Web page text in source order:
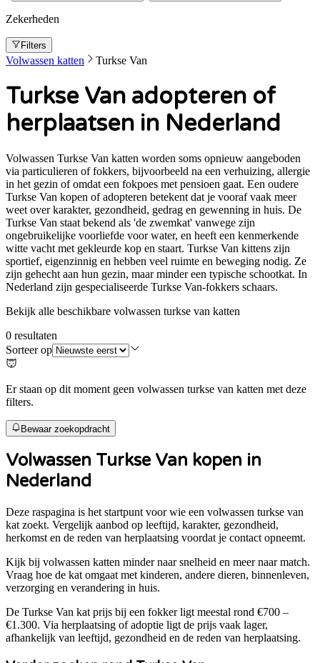
Zekerheden
Filters
Volwassen katten Turkse Van
Turkse Van adopteren of
herplaatsen in Nederland
Volwassen Turkse Van katten worden soms opnieuw aangeboden
via particulieren of fokkers, bijvoorbeeld na een verhuizing, allergie
in het gezin of omdat een fokpoes met pensioen gaat. Een oudere
Turkse Van kopen of adopteren betekent dat je vooraf vaak meer
weet over karakter, gezondheid, gedrag en gewenning in huis. De
Turkse Van staat bekend als 'de zwemkat' vanwege zijn
ongebruikelijke voorliefde voor water, en heeft een kenmerkende
witte vacht met gekleurde kop en staart. Turkse Van kittens zijn
sportief, eigenzinnig en hebben veel ruimte en beweging nodig. Ze
zijn gehecht aan hun gezin, maar minder een typische schootkat. In
Nederland zijn gespecialiseerde Turkse Van-fokkers schaars.
Bekijk alle beschikbare volwassen turkse van katten
0 resultaten
Sorteer op
Er staan op dit moment geen volwassen turkse van katten met deze
filters.
Bewaar zoekopdracht
Volwassen Turkse Van kopen in
Nederland
Deze raspagina is het startpunt voor wie een volwassen turkse van
kat zoekt. Vergelijk aanbod op leeftijd, karakter, gezondheid,
herkomst en de reden van herplaatsing voordat je contact opneemt.
Kijk bij volwassen katten minder naar snelheid en meer naar match.
Vraag hoe de kat omgaat met kinderen, andere dieren, binnenleven,
verzorging en verandering in huis.
De Turkse Van kat prijs bij een fokker ligt meestal rond €700 –
€1.300. Via herplaatsing of adoptie ligt de prijs vaak lager,
afhankelijk van leeftijd, gezondheid en de reden van herplaatsing.